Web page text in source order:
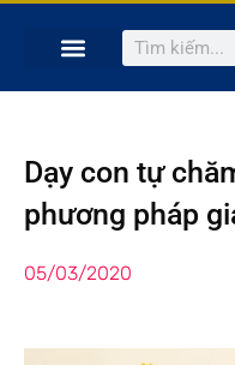
Dạy con tự
phương pháp
05/03/2020